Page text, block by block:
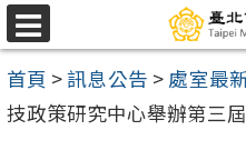
跳
至
主
要
選
單
首頁 >訊息公告 > 處室最
技政策研究中心舉辦第三